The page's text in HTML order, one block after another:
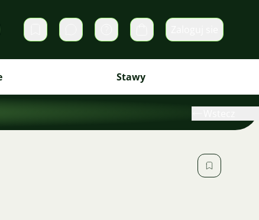
Prywatne wiadomości
Koszyk
Stawy